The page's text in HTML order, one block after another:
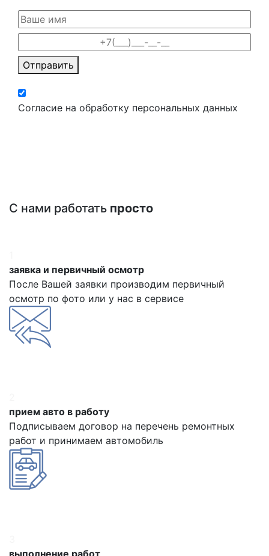
Отправить
Согласие на обработку персональных данных
С нами работать просто
заявка и первичный осмотр
После Вашей заявки производим первичный
осмотр по фото или у нас в сервисе
прием авто в работу
Подписываем договор на перечень ремонтных
работ и принимаем автомобиль
выполнение работ